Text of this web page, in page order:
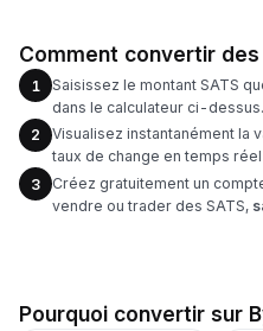
Comment convertir des
1
Saisissez le montant SATS
dans le calculateur ci-dessus.
2
Visualisez instantanément la
taux de change en temps réel
3
Créez gratuitement un
vendre ou trader des SATS,
Pourquoi convertir sur